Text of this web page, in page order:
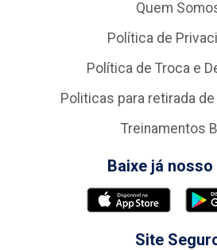
Quem
Política de
Política de Troca e
Politicas para retirada
Treinamentos
Baixe já nosso
Site